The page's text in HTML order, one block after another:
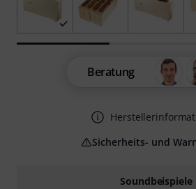
Soundbeispiele
Beratung
Sicherheits- und